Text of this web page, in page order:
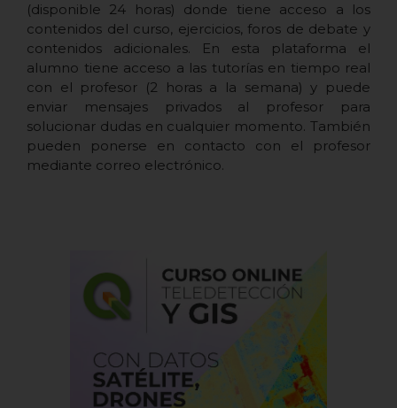
(disponible 24 horas) donde tiene acceso a los
contenidos del curso, ejercicios, foros de debate y
contenidos adicionales. En esta plataforma el
alumno tiene acceso a las tutorías en tiempo real
con el profesor (2 horas a la semana) y puede
enviar mensajes privados al profesor para
solucionar dudas en cualquier momento. También
pueden ponerse en contacto con el profesor
mediante correo electrónico.